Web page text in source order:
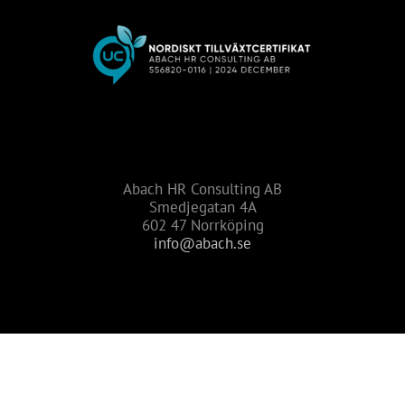
Abach HR Consulting AB
Smedjegatan 4A
602 47 Norrköping
info@abach.se